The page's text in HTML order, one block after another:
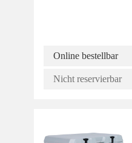
Online bestellbar
Nicht reservierbar